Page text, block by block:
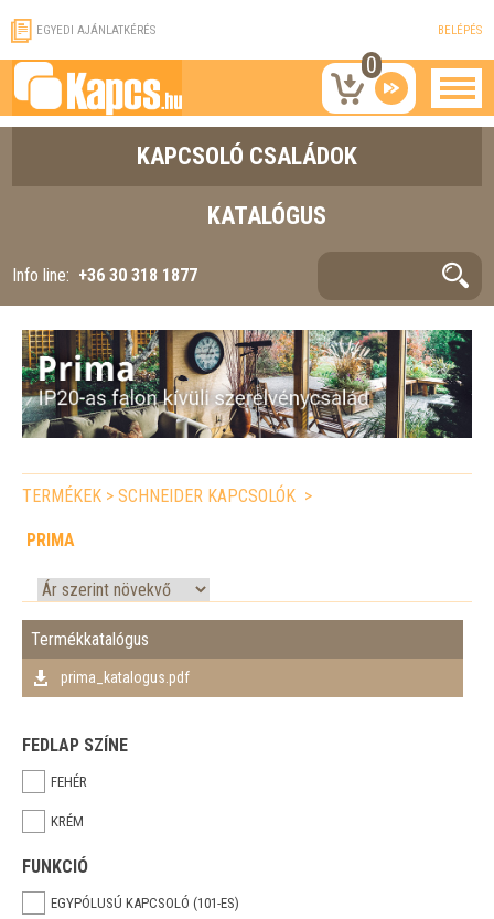
EGYEDI AJÁNLATKÉRÉS BELÉPÉS
0
KAPCSOLÓ CSALÁDOK
KATALÓGUS
Info line: +36 30 318 1877
TERMÉKEK > SCHNEIDER KAPCSOLÓK >
PRIMA
Termékkatalógus
prima_katalogus.pdf
FEDLAP SZÍNE
FEHÉR
KRÉM
FUNKCIÓ
EGYPÓLUSÚ KAPCSOLÓ (101-ES)